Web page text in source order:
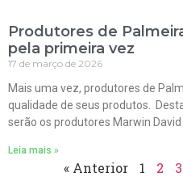
Produtores de
pela primeira vez
17 de março de 2026
Mais uma vez, produtores de
qualidade de seus produtos.
serão os produtores Marwin David
Leia mais »
« Anterior 1 2 3